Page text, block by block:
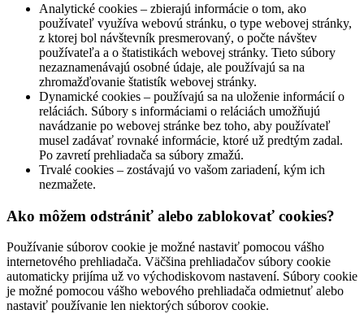
Analytické cookies – zbierajú informácie o tom, ako
používateľ využíva webovú stránku, o type webovej stránky,
z ktorej bol návštevník presmerovaný, o počte návštev
používateľa a o štatistikách webovej stránky. Tieto súbory
nezaznamenávajú osobné údaje, ale používajú sa na
zhromažďovanie štatistík webovej stránky.
Dynamické cookies – používajú sa na uloženie informácií o
reláciách. Súbory s informáciami o reláciách umožňujú
navádzanie po webovej stránke bez toho, aby používateľ
musel zadávať rovnaké informácie, ktoré už predtým zadal.
Po zavretí prehliadača sa súbory zmažú.
Trvalé cookies – zostávajú vo vašom zariadení, kým ich
nezmažete.
Ako môžem odstrániť alebo zablokovať cookies?
Používanie súborov cookie je možné nastaviť pomocou vášho
internetového prehliadača. Väčšina prehliadačov súbory cookie
automaticky prijíma už vo východiskovom nastavení. Súbory cookie
je možné pomocou vášho webového prehliadača odmietnuť alebo
nastaviť používanie len niektorých súborov cookie.